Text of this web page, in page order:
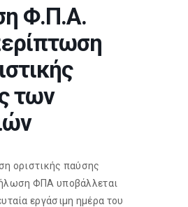
Φ.Π.Α.
των
οριστικής παύσης
ΦΠΑ υποβάλλεται
εργάσιμη ημέρα του